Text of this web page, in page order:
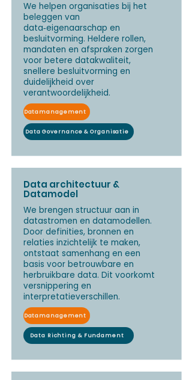
We helpen organisaties bij het
beleggen van
data‑eigenaarschap en
besluitvorming. Heldere rollen,
mandaten en afspraken zorgen
voor betere datakwaliteit,
snellere besluitvorming en
duidelijkheid over
verantwoordelijkheid.
Datamanagement
Data Governance & Organisatie
Data architectuur &
Datamodel
We brengen structuur aan in
datastromen en datamodellen.
Door definities, bronnen en
relaties inzichtelijk te maken,
ontstaat samenhang en een
basis voor betrouwbare en
herbruikbare data. Dit voorkomt
versnippering en
interpretatieverschillen.
Datamanagement
Data Richting & Fundament